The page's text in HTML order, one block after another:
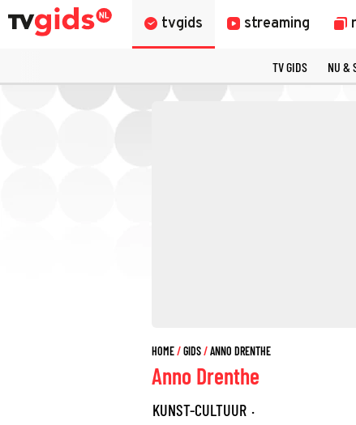
tvgids streaming
TV GIDS NU &
HOME GIDS ANNO DRENTHE
Anno Drenthe
KUNST-CULTUUR ·